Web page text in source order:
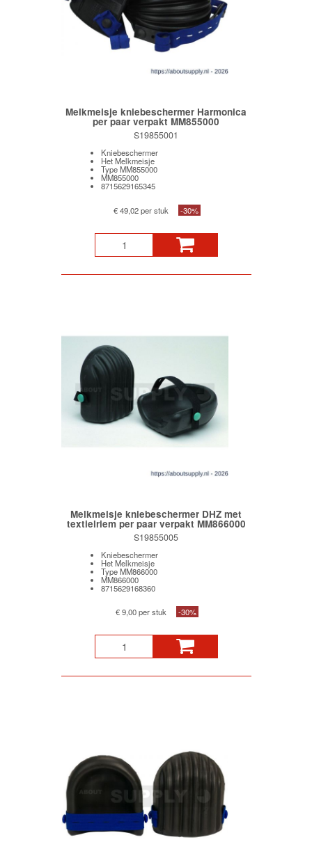
Melkmeisje kniebeschermer Harmonica
per paar verpakt MM855000
S19855001
Kniebeschermer
Het Melkmeisje
Type MM855000
MM855000
8715629165345
€ 49,02 per stuk -30%
Melkmeisje kniebeschermer DHZ met
textielriem per paar verpakt MM866000
S19855005
Kniebeschermer
Het Melkmeisje
Type MM866000
MM866000
8715629168360
€ 9,00 per stuk -30%